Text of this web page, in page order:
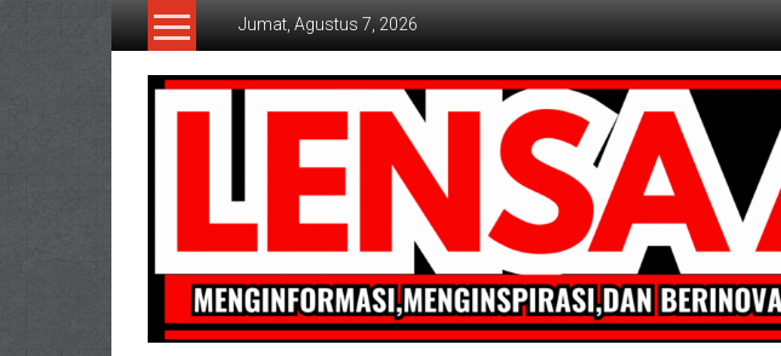
Lompat
Jumat, Agustus 7, 2026
Lensaaktual